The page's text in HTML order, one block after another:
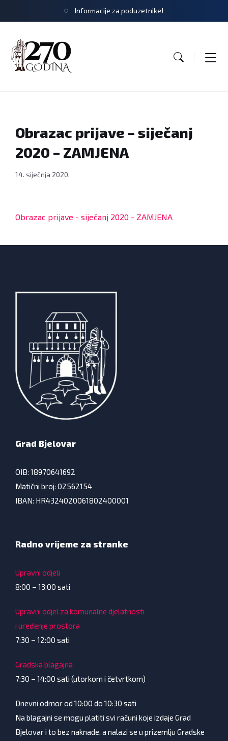
Informacije za poduzetnike!
Obrazac prijave – siječanj
2020 – ZAMJENA
14. siječnja 2020.
Obrazac prijave - siječanj 2020 - ZAMJENA
Grad Bjelovar
OIB: 18970641692
Matični broj: 02562154
IBAN: HR4324020061802400001
Radno vrijeme za stranke
Upravni odjeli
8:00 – 13:00 sati
Upravni odjel za komunalne djelatnosti
i uređenje prostora
7:30 – 12:00 sati
Gradska blagajna
7:30 – 14:00 sati (utorkom i četvrtkom)
Dnevni odmor od 10:00 do 10:30 sati
Na blagajni se mogu platiti svi računi koje izdaje Grad
Bjelovar i to bez naknade, a nalazi se u prizemlju Gradske